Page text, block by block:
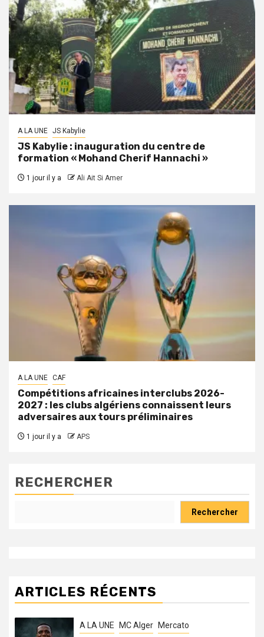
A LA UNE JS Kabylie
JS Kabylie : inauguration du centre de
formation « Mohand Cherif Hannachi »
1 jour il y a Ali Ait Si Amer
A LA UNE CAF
Compétitions africaines interclubs 2026-
2027 : les clubs algériens connaissent leurs
adversaires aux tours préliminaires
1 jour il y a APS
RECHERCHER
Rechercher
ARTICLES RÉCENTS
A LA UNE MC Alger Mercato